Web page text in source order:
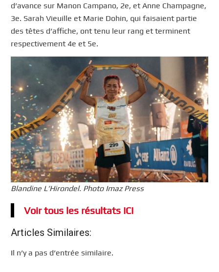
d’avance sur Manon Campano, 2e, et Anne Champagne,
3e. Sarah Vieuille et Marie Dohin, qui faisaient partie
des têtes d’affiche, ont tenu leur rang et terminent
respectivement 4e et 5e.
Blandine L’Hirondel. Photo Imaz Press
Voir tous les résultats ICI
Articles Similaires:
Il n’y a pas d’entrée similaire.